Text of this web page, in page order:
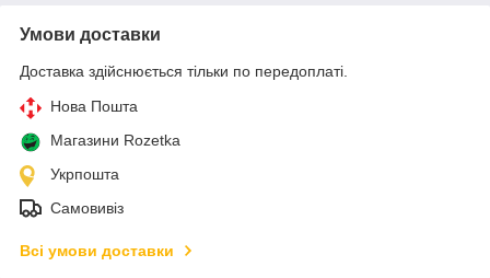
Умови доставки
Доставка здійснюється тільки по передоплаті.
Нова Пошта
Магазини Rozetka
Укрпошта
Самовивіз
Всі умови доставки